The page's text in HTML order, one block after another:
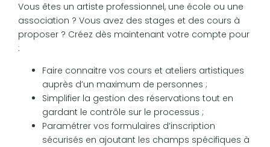
Vous êtes un artiste professionnel, une école ou une
association ? Vous avez des stages et des cours à
proposer ? Créez dès maintenant votre compte pour
:
Faire connaitre vos cours et ateliers artistiques
auprès d’un maximum de personnes ;
Simplifier la gestion des réservations tout en
gardant le contrôle sur le processus ;
Paramétrer vos formulaires d’inscription
sécurisés en ajoutant les champs spécifiques à